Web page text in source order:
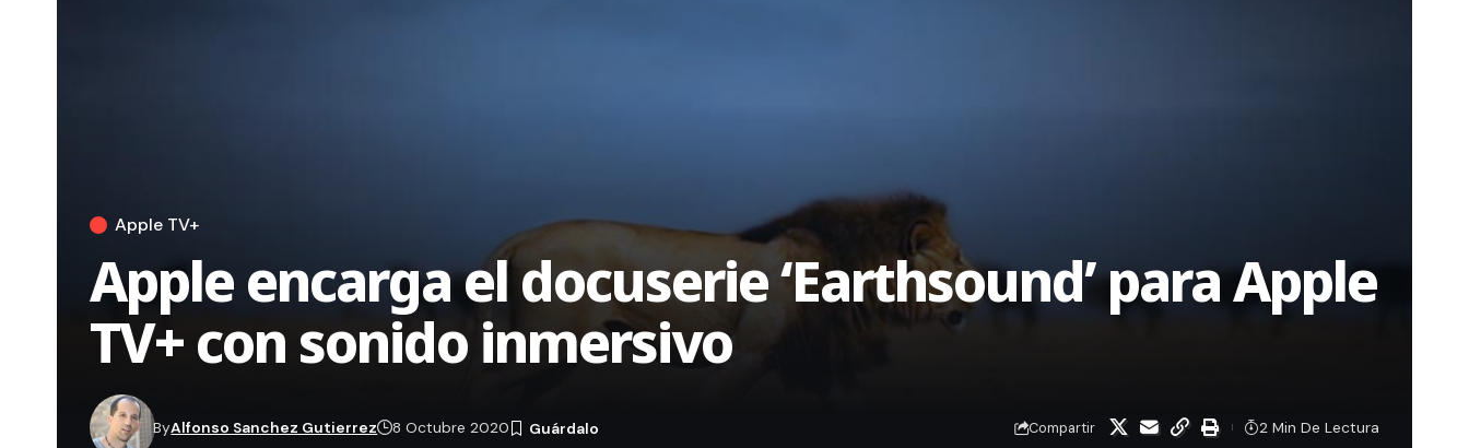
Apple TV+
Apple encarga el docuserie ‘Earthsound’ para Apple
TV+ con sonido inmersivo
ByAlfonso Sanchez Gutierrez 8 Octubre 2020 Compartir 2 Min De Lectura